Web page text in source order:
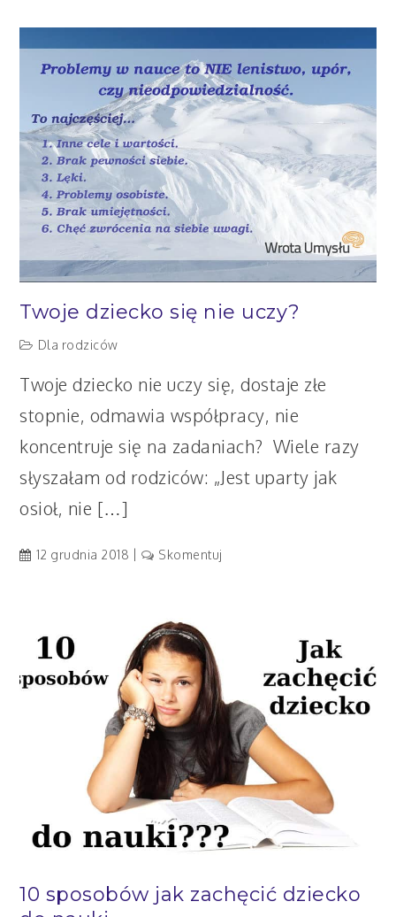
półmisek
umysłowy?
Twoje dziecko się nie uczy?
Dla rodziców
Twoje dziecko nie uczy się, dostaje złe
stopnie, odmawia współpracy, nie
koncentruje się na zadaniach? Wiele razy
słyszałam od rodziców: „Jest uparty jak
osioł, nie […]
12 grudnia 2018 Skomentuj
10 sposobów jak zachęcić dziecko